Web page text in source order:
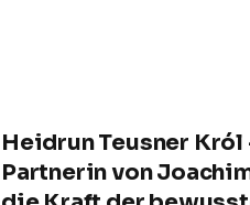
Heidrun Teusner
Partnerin von